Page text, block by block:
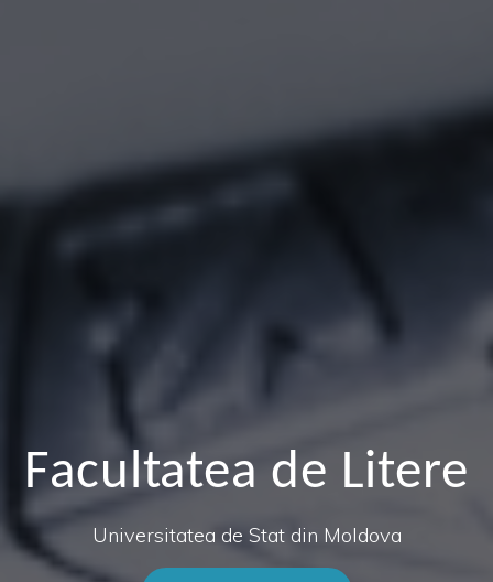
Facultatea de Litere
Universitatea de Stat din Moldova